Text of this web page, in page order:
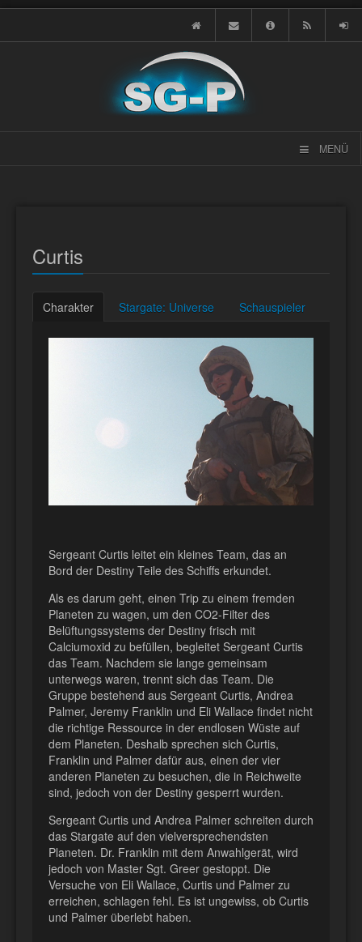
MENÜ
Curtis
Charakter Stargate: Universe Schauspieler
Sergeant Curtis leitet ein kleines Team, das an
Bord der Destiny Teile des Schiffs erkundet.
Als es darum geht, einen Trip zu einem fremden
Planeten zu wagen, um den CO2-Filter des
Belüftungssystems der Destiny frisch mit
Calciumoxid zu befüllen, begleitet Sergeant Curtis
das Team. Nachdem sie lange gemeinsam
unterwegs waren, trennt sich das Team. Die
Gruppe bestehend aus Sergeant Curtis, Andrea
Palmer, Jeremy Franklin und Eli Wallace findet nicht
die richtige Ressource in der endlosen Wüste auf
dem Planeten. Deshalb sprechen sich Curtis,
Franklin und Palmer dafür aus, einen der vier
anderen Planeten zu besuchen, die in Reichweite
sind, jedoch von der Destiny gesperrt wurden.
Sergeant Curtis und Andrea Palmer schreiten durch
das Stargate auf den vielversprechendsten
Planeten. Dr. Franklin mit dem Anwahlgerät, wird
jedoch von Master Sgt. Greer gestoppt. Die
Versuche von Eli Wallace, Curtis und Palmer zu
erreichen, schlagen fehl. Es ist ungewiss, ob Curtis
und Palmer überlebt haben.